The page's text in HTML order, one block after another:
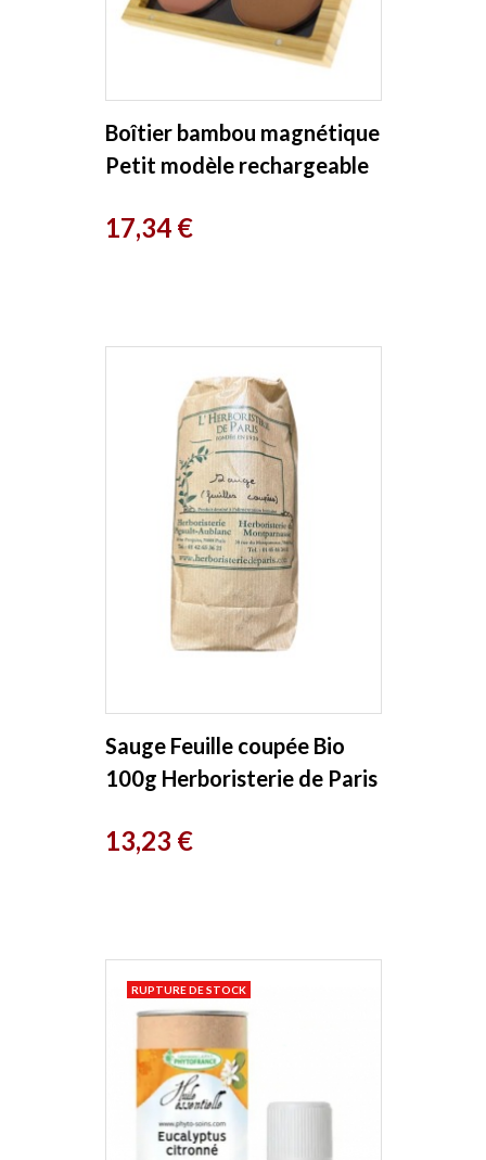
Boîtier bambou magnétique
Petit modèle rechargeable
Prix
17,34 €
Sauge Feuille coupée Bio
100g Herboristerie de Paris
Prix
13,23 €
RUPTURE DE STOCK